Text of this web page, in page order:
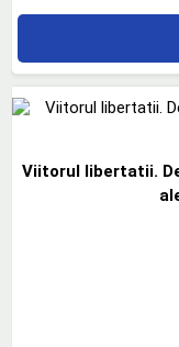
Viitorul libertatii.